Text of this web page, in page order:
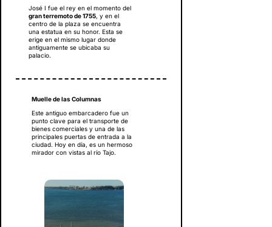
José I fue el rey en el momento del
gran terremoto de 1755, y en el
centro de la plaza se encuentra
una estatua en su honor. Esta se
erige en el mismo lugar donde
antiguamente se ubicaba su
palacio.
Muelle de las Columnas
Este antiguo embarcadero fue un
punto clave para el transporte de
bienes comerciales y una de las
principales puertas de entrada a la
ciudad. Hoy en día, es un hermoso
mirador con vistas al río Tajo.